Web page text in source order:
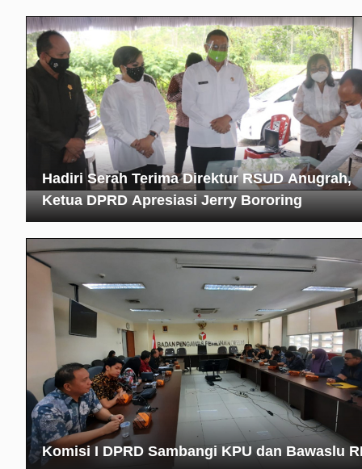
Hadiri Serah Terima Direktur RSUD Anugrah,
Ketua DPRD Apresiasi Jerry Bororing
Komisi I DPRD Sambangi KPU dan Bawaslu